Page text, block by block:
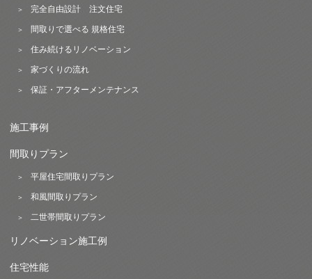
完全自由設計 注文住宅
間取りで選べる 規格住宅
住み続けるリノベーション
家づくりの流れ
保証・アフターメンテナンス
施工事例
間取りプラン
平屋住宅間取りプラン
和風間取りプラン
二世帯間取りプラン
リノベーション施工例
住宅性能